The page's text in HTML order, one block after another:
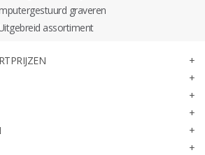
graveren
assortiment